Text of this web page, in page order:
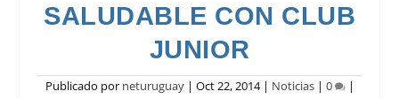
SALUDABLE CON CLUB
JUNIOR
Publicado por neturuguay| Oct 22, 2014| Noticias| 0 |